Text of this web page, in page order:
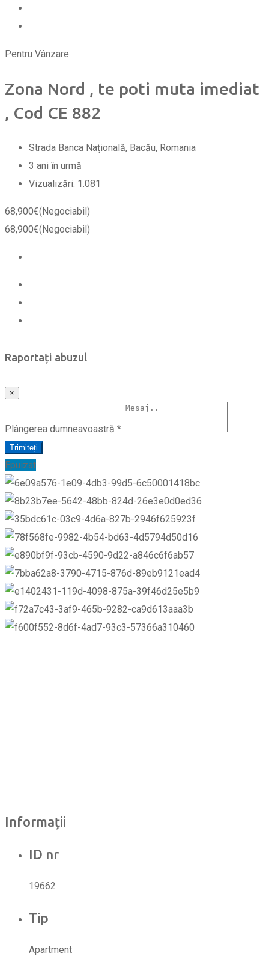
Pentru Vânzare
Zona Nord , te poti muta imediat
, Cod CE 882
Strada Banca Națională, Bacău, Romania
3 ani în urmă
Vizualizări: 1.081
68,900€(Negociabil)
68,900€(Negociabil)
Raportați abuzul
×
Plângerea dumneavoastră *
Trimiteți
Epuizat
Informații
ID nr
19662
Tip
Apartment